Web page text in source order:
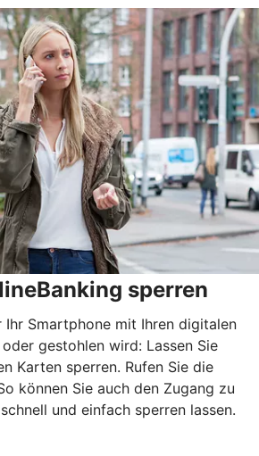
sperren
Ihr Smartphone mit Ihren digitalen
gestohlen wird: Lassen Sie
Karten sperren. Rufen Sie die
können Sie auch den Zugang zu
und einfach sperren lassen.